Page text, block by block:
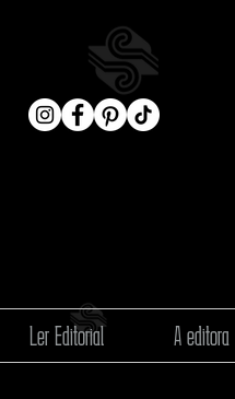
Ler Editorial A editora